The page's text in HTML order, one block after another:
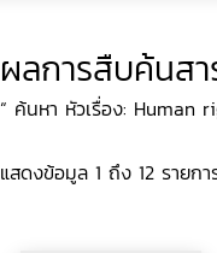
ผลการสืบค้นส
“ ค้นหา หัวเรื่อง: Human
แสดงข้อมูล 1 ถึง 12 รายก